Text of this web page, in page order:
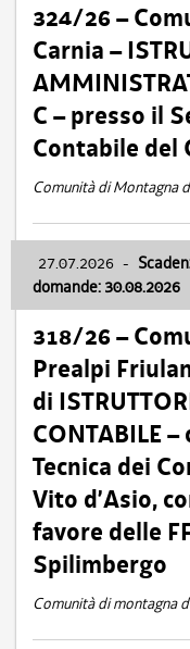
324/26 –
Carnia –
C – presso il
Contabile del
Comunità di Montagna
27.07.2026 -
domande: 30.08.2026
318/26 –
Prealpi
di
CONTABILE –
Tecnica dei
Vito d’Asio,
favore delle
Spilimbergo
Comunità di montagna